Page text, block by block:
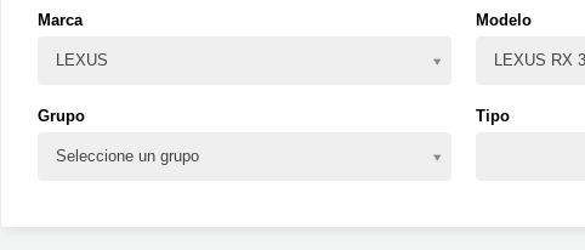
Marca
LEXUS
Modelo
LEXUS RX
Grupo
Seleccione un grupo
Tipo